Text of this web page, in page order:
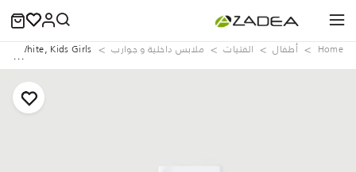
Home ‏أطفال الفتيات ملابس داخلية و جوارب White, Kids Girls